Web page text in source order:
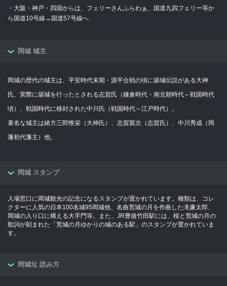
・大阪・神戸・四国からは、フェリーさんふらわぁ、国道九四フェリー等か
ら国道10号線→国道57号線へ
岡城 城主
岡城の歴代の城主は、平安時代末期・源平合戦の頃に築城伝説がある大神
氏、実際に築城を行ったとされる志賀氏（鎌倉時代・南北朝時代～戦国時代
頃）、戦国時代に移封された中川氏（戦国時代～江戸時代）。
著名な城主は緒方三郎惟栄（大神氏）、志賀親次（志賀氏）、中川秀成（岡
藩初代藩主）他。
岡城 スタンプ
入場窓口に岡城観光の記念になるスタンプが置かれています。種類は、コレ
クターに人気の日本100名城95岡城他、名曲荒城の月を作曲した滝廉太郎、
岡城の入り口に構える大手門等。また、JR豊後竹田駅には、桜と荒城の月の
歌詞が刻まれた「荒城の月ゆかりの城のある駅」のスタンプが置かれていま
す。
岡城址 読み方